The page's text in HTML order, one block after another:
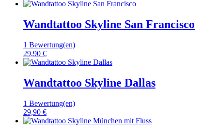
Wandtattoo Skyline San Francisco
1 Bewertung(en)
29,90 €
Wandtattoo Skyline Dallas
1 Bewertung(en)
29,90 €